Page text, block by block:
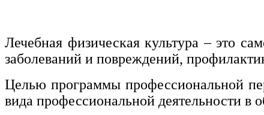
хозяйственной деятельностью
Техника-технологии
Прикладная геология, горное дело,
нефтегазовое дело и геодезия
Лечебная физическая культура – это
заболеваний и повреждений,
Целью программы профессиональной
вида профессиональной деятельности в